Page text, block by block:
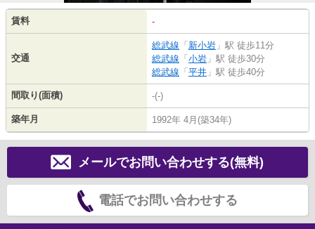
賃料 -
交通
総武線 「 新小岩 」駅 徒歩11分
総武線 「 小岩 」駅 徒歩30分
総武線 「 平井 」駅 徒歩40分
間取り(面積) -(-)
築年月 1992年 4月(築34年)
メールでお問い合わせする(無料)
電話でお問い合わせする